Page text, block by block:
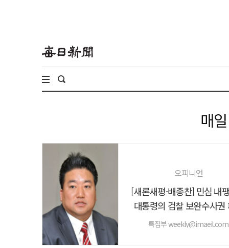
매
오피니언
[새론새평-배종찬] 민심 내
대통령의 검찰 보완수사권
특집부 weekly@imaeil.com